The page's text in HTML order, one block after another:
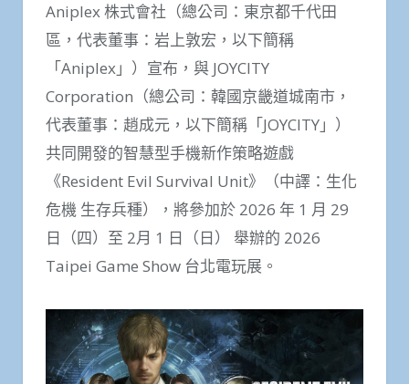
Aniplex 株式會社（總公司：東京都千代田
區，代表董事：岩上敦宏，以下簡稱
「Aniplex」）宣布，與 JOYCITY
Corporation（總公司：韓國京畿道城南市，
代表董事：趙成元，以下簡稱「JOYCITY」）
共同開發的智慧型手機新作策略遊戲
《Resident Evil Survival Unit》（中譯：生化
危機 生存兵種），將參加於 2026 年 1 月 29
日（四）至 2月 1 日（日） 舉辦的 2026
Taipei Game Show 台北電玩展。